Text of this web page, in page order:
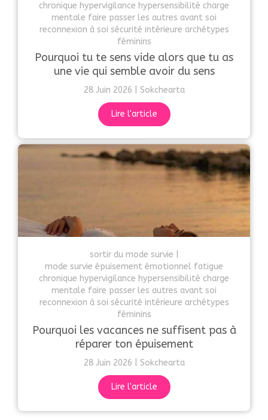
chronique hypervigilance hypersensibilité charge
mentale faire passer les autres avant soi
reconnexion à soi sécurité intérieure archétypes
féminins
Pourquoi tu te sens vide alors que tu as
une vie qui semble avoir du sens
28 Juin 2026 Sokchearta
Lire l'article
sortir du mode survie
mode survie épuisement émotionnel fatigue
chronique hypervigilance hypersensibilité charge
mentale faire passer les autres avant soi
reconnexion à soi sécurité intérieure archétypes
féminins
Pourquoi les vacances ne suffisent pas à
réparer ton épuisement
28 Juin 2026 Sokchearta
Lire l'article